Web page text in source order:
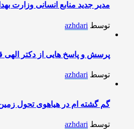
مدیر جدید منابع انسانی وزارت
توسط azhdari
پرسش و پاسخ هایی از دکتر
توسط azhdari
گم گشته ام در هیاهوی تحول
توسط azhdari